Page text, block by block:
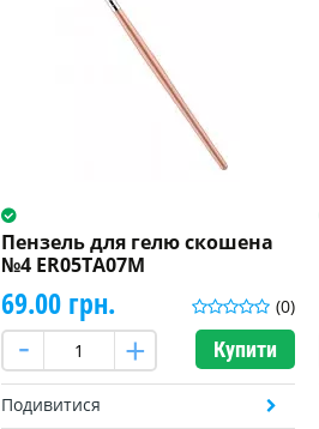
Пензель для гелю скошена
№4 ER05TA07M
(0)
69.00 грн.
Купити
Подивитися